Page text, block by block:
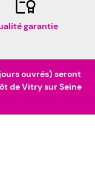
garantie
ouvrés) seront
de Vitry sur Seine